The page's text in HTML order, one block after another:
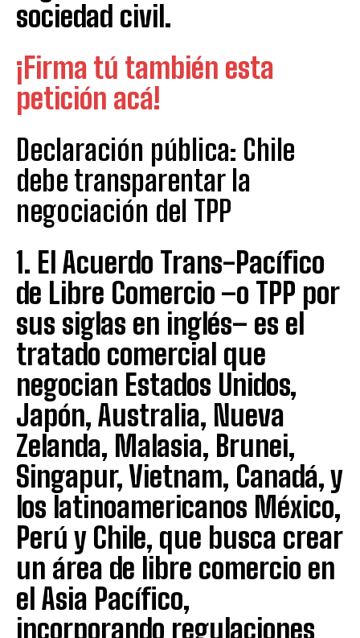
sociedad civil.
¡Firma tú también esta
petición acá!
Declaración pública: Chile
debe transparentar la
negociación del TPP
1. El Acuerdo Trans-Pacífico
de Libre Comercio –o TPP por
sus siglas en inglés– es el
tratado comercial que
negocian Estados Unidos,
Japón, Australia, Nueva
Zelanda, Malasia, Brunei,
Singapur, Vietnam, Canadá, y
los latinoamericanos México,
Perú y Chile, que busca crear
un área de libre comercio en
el Asia Pacífico,
incorporando regulaciones